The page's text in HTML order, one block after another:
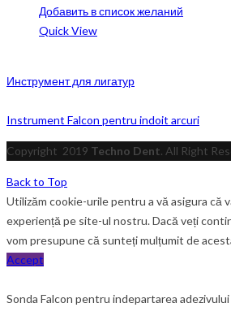
Добавить в список желаний
Quick View
Инструмент для лигатур
Instrument Falcon pentru indoit arcuri
Copyright 2019 Techno Dent. All Right
Back to Top
Utilizăm cookie-urile pentru a vă asigura că
experiență pe site-ul nostru. Dacă veți
vom presupune că sunteți mulțumit de
Accept
Sonda Falcon pentru indepartarea adezivului